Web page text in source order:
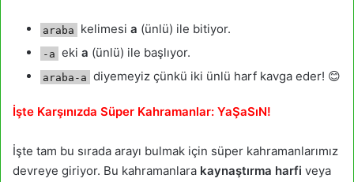
araba kelimesi a (ünlü) ile bitiyor.
-a eki a (ünlü) ile başlıyor.
araba-a diyemeyiz çünkü iki ünlü harf kavga eder! 😊
İşte Karşınızda Süper Kahramanlar: YaŞaSıN!
İşte tam bu sırada arayı bulmak için süper kahramanlarımız
devreye giriyor. Bu kahramanlara kaynaştırma harfi veya